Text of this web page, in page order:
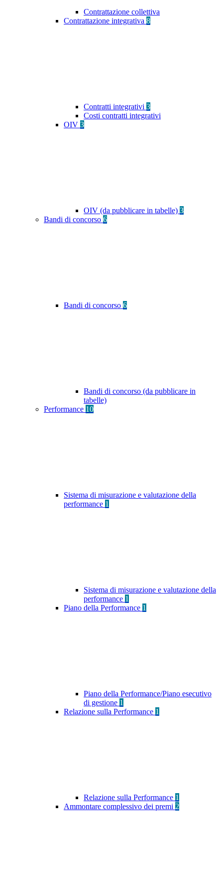
Contrattazione collettiva
Contrattazione integrativa 8
Contratti integrativi 3
Costi contratti integrativi
OIV 3
OIV (da pubblicare in tabelle) 3
Bandi di concorso 6
Bandi di concorso 6
Bandi di concorso (da pubblicare in
tabelle)
Performance 10
Sistema di misurazione e valutazione della
performance 1
Sistema di misurazione e valutazione della
performance 1
Piano della Performance 1
Piano della Performance/Piano esecutivo
di gestione 1
Relazione sulla Performance 1
Relazione sulla Performance 1
Ammontare complessivo dei premi 2